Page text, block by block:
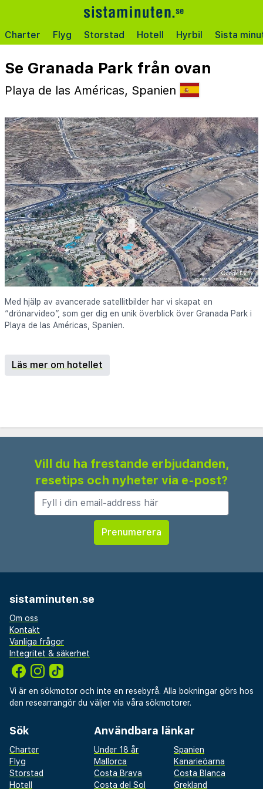
Charter Flyg Storstad Hotell Hyrbil Sista
Se Granada Park från ovan
Playa de las Américas, Spanien
Med hjälp av avancerade satellitbilder har vi skapat en
“drönarvideo”, som ger dig en unik överblick över Granada Park i
Playa de las Américas, Spanien.
Läs mer om hotellet
Vill du ha frestande erbjudanden,
resetips och nyheter via e-post?
sistaminuten.se
Om oss
Kontakt
Vanliga frågor
Integritet & säkerhet
Vi är en sökmotor och inte en resebyrå. Alla bokningar görs hos
den researrangör du väljer via våra sökmotorer.
Sök
Charter
Flyg
Storstad
Hotell
Användbara länkar
Under 18 år
Spanien
Mallorca
Kanarieöarna
Costa Brava
Costa Blanca
Costa del Sol
Grekland